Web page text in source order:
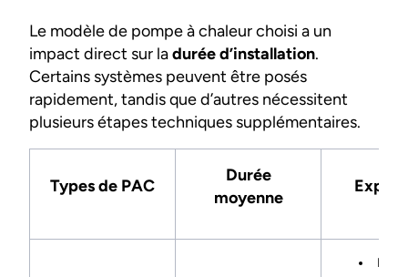
Le modèle de pompe à chaleur choisi a un
impact direct sur ladurée d’installation.
Certains systèmes peuvent être posés
rapidement, tandis que d’autres nécessitent
plusieurs étapes techniques supplémentaires.
Types de PAC
Durée
moyenne